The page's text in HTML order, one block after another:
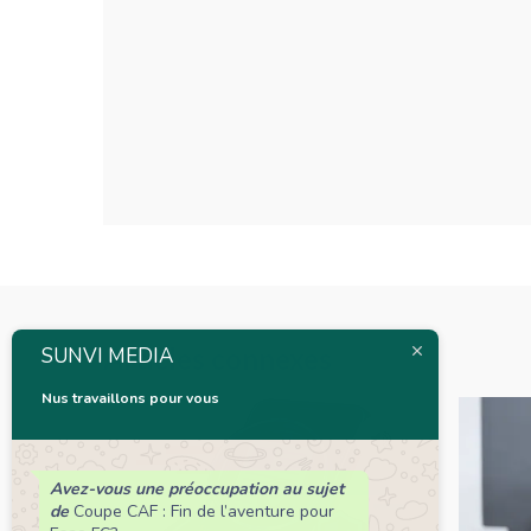
Articles connexes
SUNVI MEDIA
Nus travaillons pour vous
Avez-vous une préoccupation au sujet
de Coupe CAF : Fin de l’aventure pour